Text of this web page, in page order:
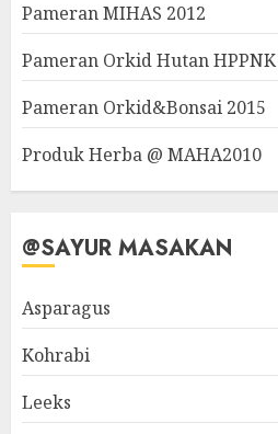
Pameran MIHAS 2012
Pameran Orkid Hutan HPPNK
Pameran Orkid&Bonsai 2015
Produk Herba @ MAHA2010
@SAYUR MASAKAN
Asparagus
Kohrabi
Leeks